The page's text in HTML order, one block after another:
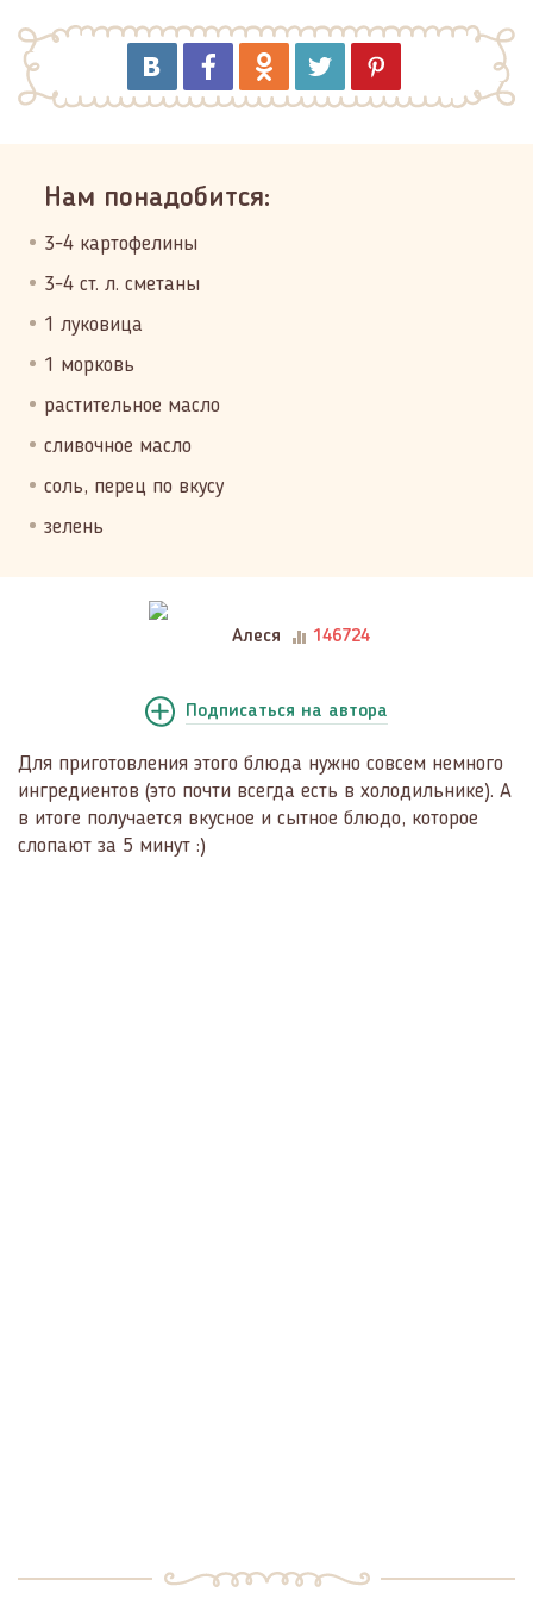
Нам понадобится:
3-4 картофелины
3-4 ст. л. сметаны
1 луковица
1 морковь
растительное масло
сливочное масло
соль, перец по вкусу
зелень
Алеся 146724
Подписаться на автора
Для приготовления этого блюда нужно совсем немного
ингредиентов (это почти всегда есть в холодильнике). А
в итоге получается вкусное и сытное блюдо, которое
слопают за 5 минут :)